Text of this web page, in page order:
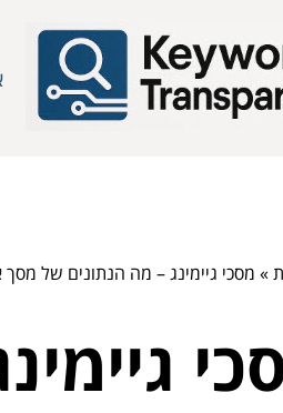
» מסכי גיימינג – מה הנתונים של מסך